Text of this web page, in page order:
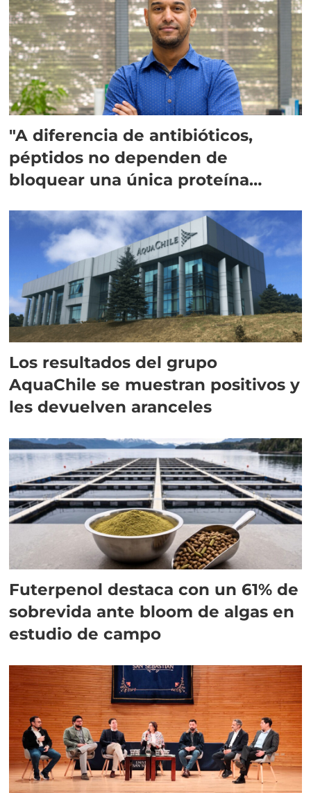
"A diferencia de antibióticos,
péptidos no dependen de
bloquear una única proteína
Los resultados del grupo
AquaChile se muestran positivos y
les devuelven aranceles
Futerpenol destaca con un 61% de
sobrevida ante bloom de algas en
estudio de campo